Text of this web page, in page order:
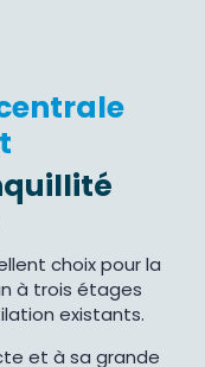
choix pour la
à trois étages
existants.
et à sa grande